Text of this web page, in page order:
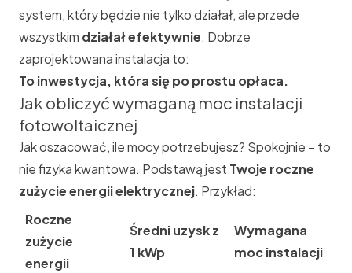
system, który będzie nie tylko działał, ale przede
wszystkim działał efektywnie. Dobrze
zaprojektowana instalacja to:
To inwestycja, która się po prostu opłaca.
Jak obliczyć wymaganą moc instalacji
fotowoltaicznej
Jak oszacować, ile mocy potrzebujesz? Spokojnie – to
nie fizyka kwantowa. Podstawą jest Twoje roczne
zużycie energii elektrycznej. Przykład:
Roczne
zużycie
energii
Średni uzysk z
1 kWp
Wymagana
moc instalacji